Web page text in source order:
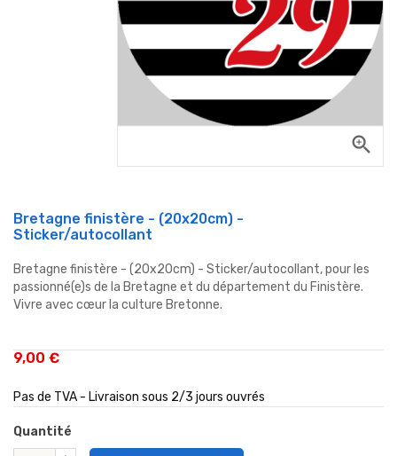
zoom_in
Bretagne finistère - (20x20cm) -
Sticker/autocollant
Bretagne finistère - (20x20cm) - Sticker/autocollant, pour les
passionné(e)s de la Bretagne et du département du Finistère.
Vivre avec cœur la culture Bretonne.
9,00 €
Pas de TVA - Livraison sous 2/3 jours ouvrés
Quantité